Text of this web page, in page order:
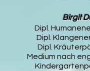
Birgit
Dipl.
Dipl.
Dipl.
Medium nach